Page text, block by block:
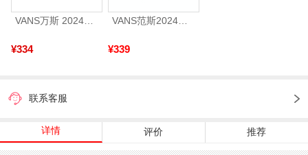
VANS万斯 2024年新款中性OldSkool帆布鞋/硫化鞋VN000D3HY28（延续款）
¥334 ¥339
联系客服
详情 评价 推荐